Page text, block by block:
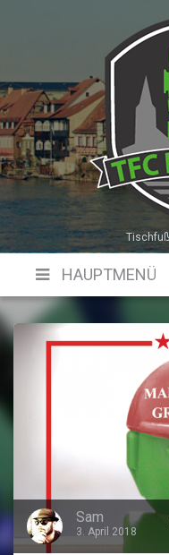
HAUPTMENÜ
Sam
3. April 2018